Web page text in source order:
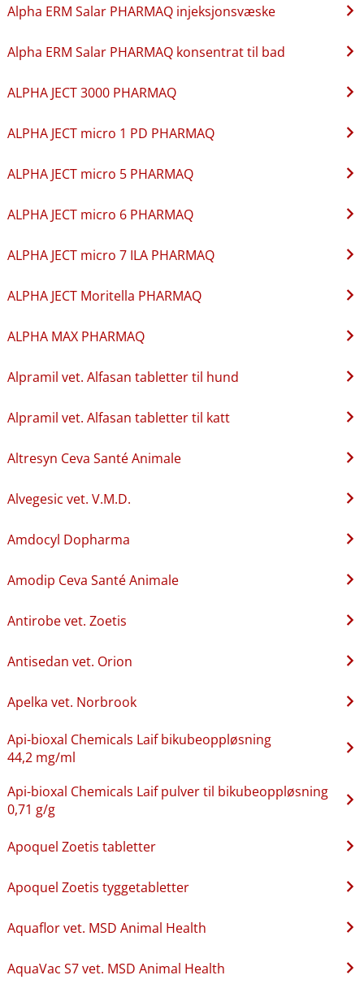
Alpha ERM Salar PHARMAQ injeksjonsvæske
Alpha ERM Salar PHARMAQ konsentrat til bad
ALPHA JECT 3000 PHARMAQ
ALPHA JECT micro 1 PD PHARMAQ
ALPHA JECT micro 5 PHARMAQ
ALPHA JECT micro 6 PHARMAQ
ALPHA JECT micro 7 ILA PHARMAQ
ALPHA JECT Moritella PHARMAQ
ALPHA MAX PHARMAQ
Alpramil vet. Alfasan tabletter til hund
Alpramil vet. Alfasan tabletter til katt
Altresyn Ceva Santé Animale
Alvegesic vet. V.M.D.
Amdocyl Dopharma
Amodip Ceva Santé Animale
Antirobe vet. Zoetis
Antisedan vet. Orion
Apelka vet. Norbrook
Api-bioxal Chemicals Laif bikubeoppløsning
44,2 mg/ml
Api-bioxal Chemicals Laif pulver til bikubeoppløsning
0,71 g/g
Apoquel Zoetis tabletter
Apoquel Zoetis tyggetabletter
Aquaflor vet. MSD Animal Health
AquaVac S7 vet. MSD Animal Health